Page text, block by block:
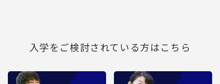
入学をご検討されている方はこちら